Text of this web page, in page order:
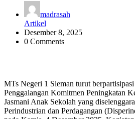
madrasah
Artikel
Desember 8, 2025
0 Comments
MTs Negeri 1 Sleman turut
Penggalangan Komitmen Peningkatan
Jasmani Anak Sekolah yang
Perindustrian dan Perdagangan